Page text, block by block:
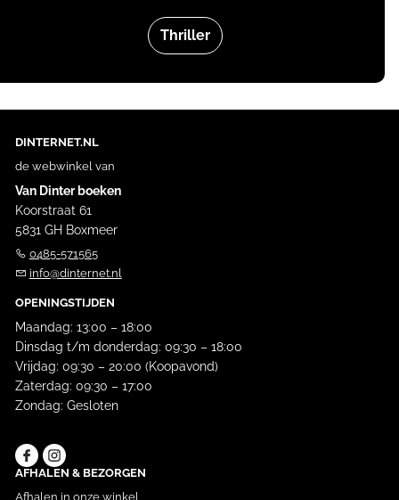
Thriller
DINTERNET.NL
de webwinkel van
Van Dinter boeken
Koorstraat 61
5831 GH Boxmeer
0485-571565
info@dinternet.nl
OPENINGSTIJDEN
Maandag: 13:00 – 18:00
Dinsdag t/m donderdag: 09:30 – 18:00
Vrijdag: 09:30 – 20:00 (Koopavond)
Zaterdag: 09:30 – 17:00
Zondag: Gesloten
AFHALEN & BEZORGEN
Afhalen in onze winkel